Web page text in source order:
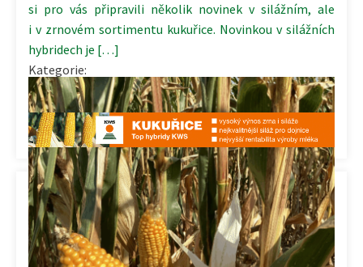
si pro vás připravili několik novinek v silážním, ale
i v zrnovém sortimentu kukuřice. Novinkou v silážních
hybridech je […]
Kategorie:
Komerční prezentace,Rostlinná výroba